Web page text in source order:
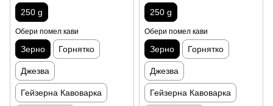
250 g
Обери помел кави
Зерно Горнятко
Джезва
Гейзерна Кавоварка
250 g
Обери помел кави
Зерно Горнятко
Джезва
Гейзерна Кавоварка